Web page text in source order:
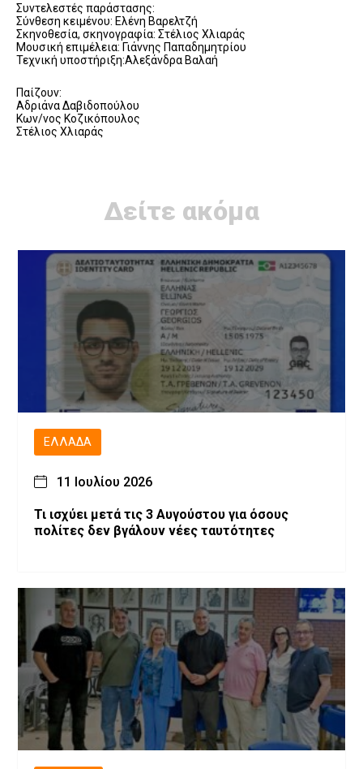
Συντελεστές παράστασης:
Σύνθεση κειμένου: Ελένη Βαρελτζή
Σκηνοθεσία, σκηνογραφία: Στέλιος Χλιαράς
Μουσική επιμέλεια: Γιάννης Παπαδημητρίου
Τεχνική υποστήριξη:Αλεξάνδρα Βαλαή
Παίζουν:
Αδριάνα Δαβιδοπούλου
Κων/νος Κοζικόπουλος
Στέλιος Χλιαράς
Δείτε ακόμα
ΕΛΛΆΔΑ
11 Ιουλίου 2026
Τι ισχύει μετά τις 3 Αυγούστου για όσους
πολίτες δεν βγάλουν νέες ταυτότητες